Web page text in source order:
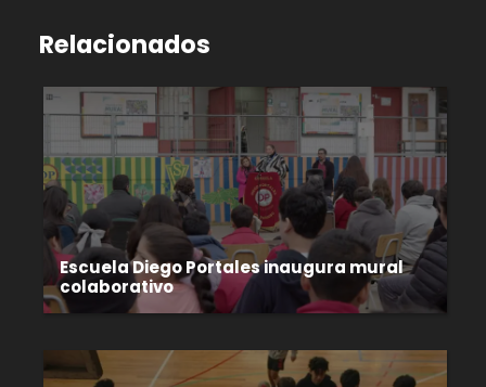
Relacionados
Escuela Diego Portales inaugura mural
colaborativo